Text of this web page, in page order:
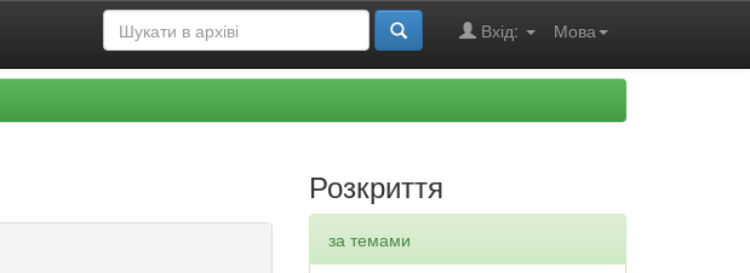
Мова
Вхід:
Розкриття
за темами